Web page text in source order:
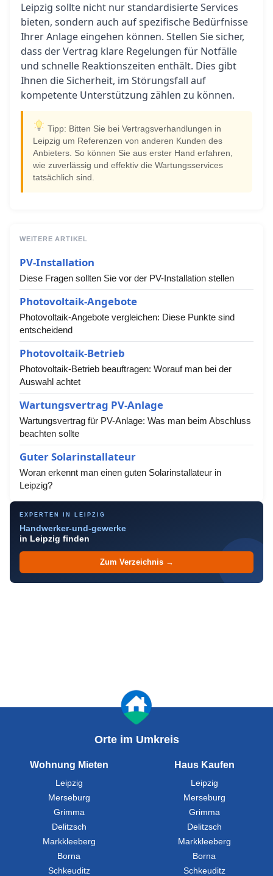
Leipzig sollte nicht nur standardisierte Services
bieten, sondern auch auf spezifische Bedürfnisse
Ihrer Anlage eingehen können. Stellen Sie sicher,
dass der Vertrag klare Regelungen für Notfälle
und schnelle Reaktionszeiten enthält. Dies gibt
Ihnen die Sicherheit, im Störungsfall auf
kompetente Unterstützung zählen zu können.
Tipp: Bitten Sie bei Vertragsverhandlungen in
Leipzig um Referenzen von anderen Kunden des
Anbieters. So können Sie aus erster Hand erfahren,
wie zuverlässig und effektiv die Wartungsservices
tatsächlich sind.
WEITERE ARTIKEL
PV-Installation
Diese Fragen sollten Sie vor der PV-Installation stellen
Photovoltaik-Angebote
Photovoltaik-Angebote vergleichen: Diese Punkte sind
entscheidend
Photovoltaik-Betrieb
Photovoltaik-Betrieb beauftragen: Worauf man bei der
Auswahl achtet
Wartungsvertrag PV-Anlage
Wartungsvertrag für PV-Anlage: Was man beim Abschluss
beachten sollte
Guter Solarinstallateur
Woran erkennt man einen guten Solarinstallateur in
Leipzig?
EXPERTEN IN LEIPZIG
Handwerker-und-gewerke
in Leipzig finden
Zum Verzeichnis →
Orte im Umkreis
Wohnung Mieten
Leipzig
Merseburg
Grimma
Delitzsch
Markkleeberg
Borna
Schkeuditz
Haus Kaufen
Leipzig
Merseburg
Grimma
Delitzsch
Markkleeberg
Borna
Schkeuditz